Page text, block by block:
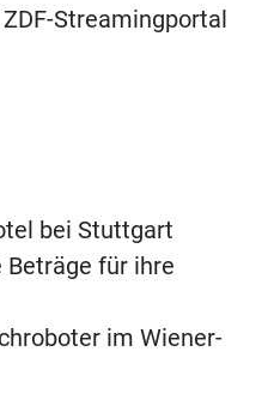
Streamingportal
bei Stuttgart
Beträge für ihre
im Wiener-